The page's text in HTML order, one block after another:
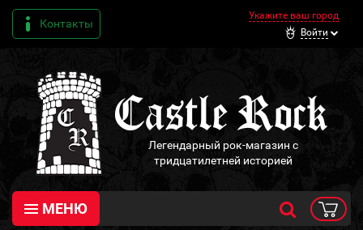
Контакты
Укажите ваш город
Войти
Легендарный рок-магазин с
тридцатилетней историей
МЕНЮ